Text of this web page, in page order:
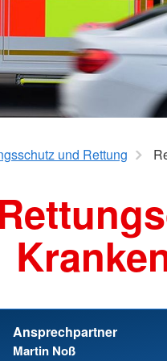
Individuelle
und Rettung
Ansprechpartner
Martin Noß